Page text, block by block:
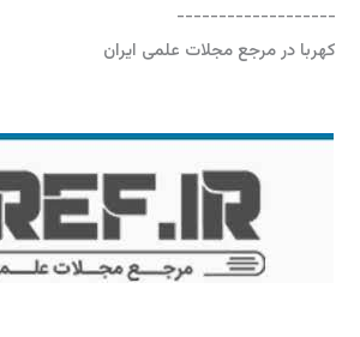
-------------------
کهربا در مرجع مجلات علمی ایران